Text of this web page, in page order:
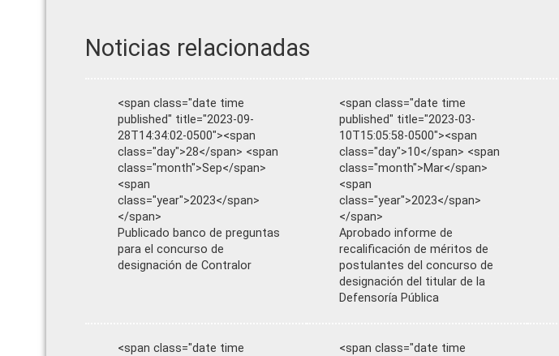
Noticias relacionadas
<span class="date time
published" title="2023-09-
28T14:34:02-0500"><span
class="day">28</span> <span
class="month">Sep</span>
<span
class="year">2023</span>
</span>
Publicado banco de preguntas
para el concurso de
designación de Contralor
<span class="date time
published" title="2023-03-
10T15:05:58-0500"><span
class="day">10</span> <span
class="month">Mar</span>
<span
class="year">2023</span>
</span>
Aprobado informe de
recalificación de méritos de
postulantes del concurso de
designación del titular de la
Defensoría Pública
<span class="date time
<span class="date time